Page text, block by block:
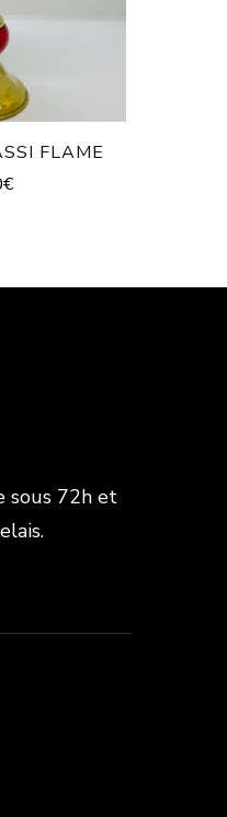
FLAME
€
sous 72h et